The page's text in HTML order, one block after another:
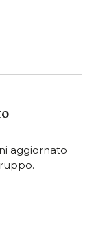
aggiornato